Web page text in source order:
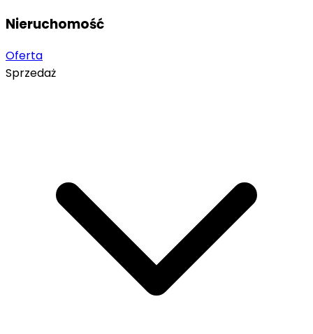
Nieruchomość
Oferta
Sprzedaż